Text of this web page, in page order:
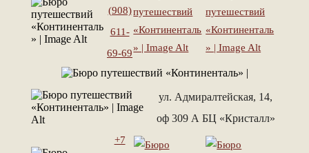
(908)
611-
69-69
ул. Адмиралтейская, 14,
оф 309 А БЦ «Кристалл»
+7